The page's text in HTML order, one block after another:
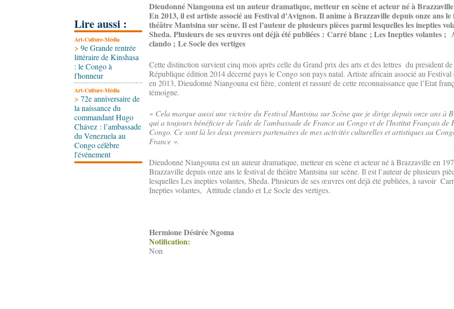
Lire aussi :
Art-Culture-Média
> 9e Grande rentrée
littéraire de Kinshasa
: le Congo à
l'honneur
Art-Culture-Média
> 72e anniversaire de
la naissance du
commandant Hugo
Chávez : l’ambassade
du Venezuela au
Congo célèbre
l'événement
Dieudonné Niangouna est un auteur dramatique, metteur en scène et acteur né à
En 2013, il est artiste associé au Festival d'Avignon. Il anime à Brazzaville depuis onze ans le
théâtre Mantsina sur scène. Il est l’auteur de plusieurs pièces parmi lesquelles les inepties
Sheda. Plusieurs de ses œuvres ont déjà été publiées : Carré blanc ; Les Inepties volantes ;
clando ; Le Socle des vertiges
Cette distinction survient cinq mois après celle du Grand prix des arts et des lettres du président de
République édition 2014 décerné pays le Congo son pays natal. Artiste africain associé au Festival
en 2013, Dieudonné Niangouna est fière, content et rassuré de cette reconnaissance que l’Etat
témoigne.
« Cela marque aussi une victoire du Festival Mantsina sur Scène que je dirige depuis onze ans à
qui a toujours bénéficier de l'aide de l'ambassade de France au Congo et de l'Institut Français de
Congo. Ce sont là les deux premiers partenaires de mes activités culturelles et artistiques au
France ».
Dieudonné Niangouna est un auteur dramatique, metteur en scène et acteur né à Brazzaville en
Brazzaville depuis onze ans le festival de théâtre Mantsina sur scène. Il est l’auteur de plusieurs
lesquelles Les inepties volantes, Sheda. Plusieurs de ses œuvres ont déjà été publiées, à savoir
Inepties volantes, Attitude clando et Le Socle des vertiges.
Hermione Désirée Ngoma
Notification:
Non